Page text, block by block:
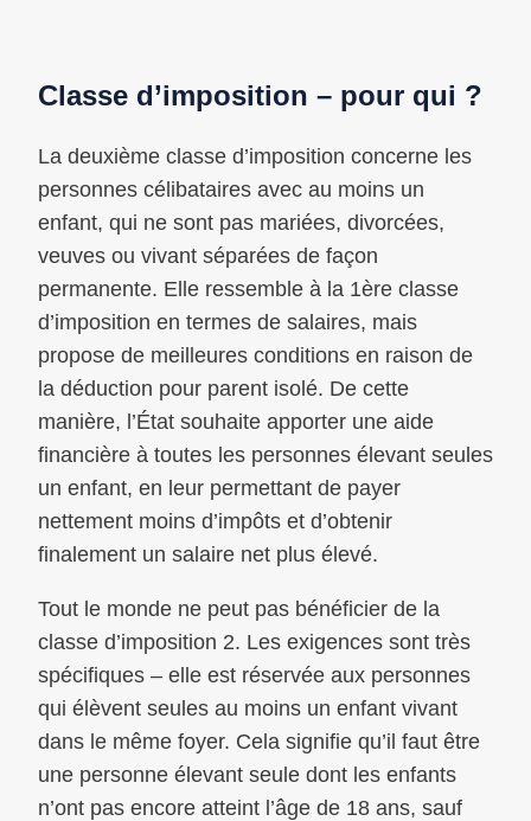
Classe d’imposition – pour qui ?
La deuxième classe d’imposition concerne les
personnes célibataires avec au moins un
enfant, qui ne sont pas mariées, divorcées,
veuves ou vivant séparées de façon
permanente. Elle ressemble à la 1ère classe
d’imposition en termes de salaires, mais
propose de meilleures conditions en raison de
la déduction pour parent isolé. De cette
manière, l’État souhaite apporter une aide
financière à toutes les personnes élevant seules
un enfant, en leur permettant de payer
nettement moins d’impôts et d’obtenir
finalement un salaire net plus élevé.
Tout le monde ne peut pas bénéficier de la
classe d’imposition 2. Les exigences sont très
spécifiques – elle est réservée aux personnes
qui élèvent seules au moins un enfant vivant
dans le même foyer. Cela signifie qu’il faut être
une personne élevant seule dont les enfants
n’ont pas encore atteint l’âge de 18 ans, sauf